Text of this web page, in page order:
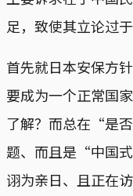
足，致使其立论过于
首先就日本安保方
要成为一个正常国
了解？而总在“是
题、而且是“中国
诩为亲日、且正在